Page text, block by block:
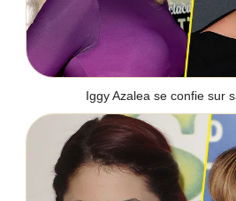
Iggy Azalea se confie sur